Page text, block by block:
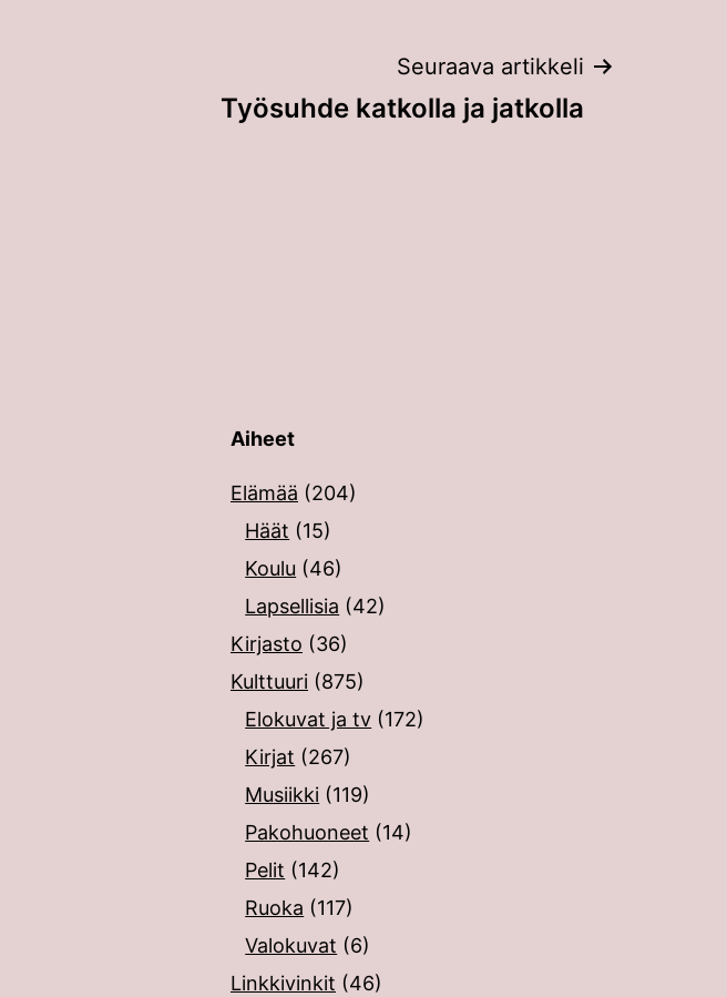
Seuraava artikkeli
Työsuhde katkolla ja jatkolla
halutulle sivulle enterin painalluksella. Kosketusnäytöllisten laitteiden
Aiheet
Elämää (204)
Häät (15)
Koulu (46)
Lapsellisia (42)
Kirjasto (36)
Kulttuuri (875)
Elokuvat ja tv (172)
Kirjat (267)
Musiikki (119)
Pakohuoneet (14)
Pelit (142)
Ruoka (117)
Valokuvat (6)
Linkkivinkit (46)